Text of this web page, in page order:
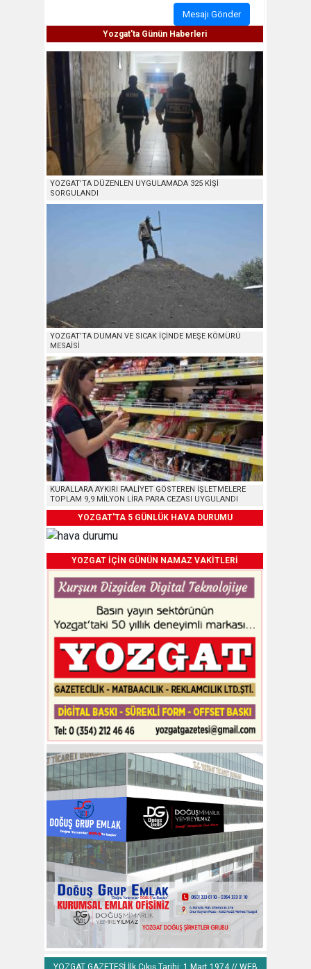
Mesajı Gönder
Yozgat'ta Günün Haberleri
YOZGAT’TA DÜZENLEN UYGULAMADA 325 KİŞİ
SORGULANDI
YOZGAT’TA DUMAN VE SICAK İÇİNDE MEŞE KÖMÜRÜ
MESAİSİ
KURALLARA AYKIRI FAALİYET GÖSTEREN İŞLETMELERE
TOPLAM 9,9 MİLYON LİRA PARA CEZASI UYGULANDI
YOZGAT'TA 5 GÜNLÜK HAVA DURUMU
YOZGAT İÇİN GÜNÜN NAMAZ VAKİTLERİ